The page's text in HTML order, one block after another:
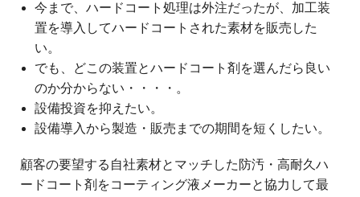
今まで、ハードコート処理は外注だったが、加工装
置を導入してハードコートされた素材を販売した
い。
でも、どこの装置とハードコート剤を選んだら良い
のか分からない・・・・。
設備投資を抑えたい。
設備導入から製造・販売までの期間を短くしたい。
顧客の要望する自社素材とマッチした防汚・高耐久ハ
ードコート剤をコーティング液メーカーと協力して最